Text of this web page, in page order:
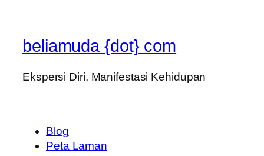
beliamuda {dot} com
Ekspersi Diri, Manifestasi Kehidupan
Blog
Peta Laman